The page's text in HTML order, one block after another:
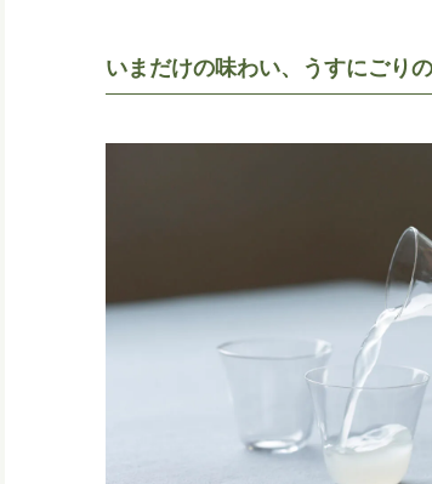
いまだけの味わい、うすにごり